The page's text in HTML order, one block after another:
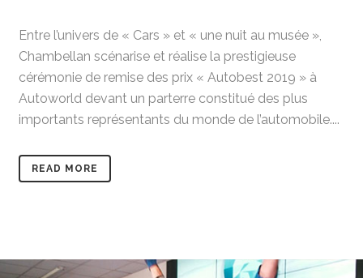
Entre l’univers de « Cars » et « une nuit au musée »,
Chambellan scénarise et réalise la prestigieuse
cérémonie de remise des prix « Autobest 2019 » à
Autoworld devant un parterre constitué des plus
importants représentants du monde de l’automobile....
READ MORE